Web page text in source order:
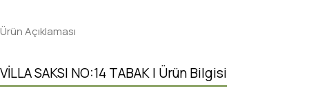
Ürün Açıklaması
VİLLA SAKSI NO:14 TABAK | Ürün Bilgisi